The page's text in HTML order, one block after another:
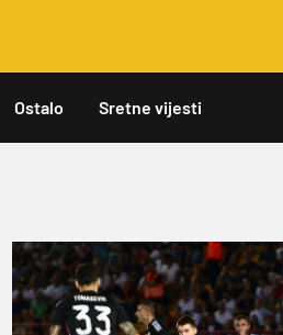
Ostalo Sretne vijesti